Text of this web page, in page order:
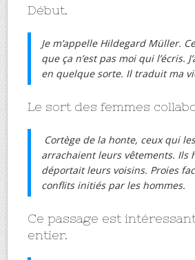
Début.
Je m’appelle Hildegard Müller.
que ça n’est pas moi qui l’écris.
en quelque sorte. Il traduit ma
Le sort des femmes
Cortège de la honte, ceux qui
arrachaient leurs vêtements. Ils
déportait leurs voisins. Proies
conflits initiés par les hommes.
Ce passage est
entier.